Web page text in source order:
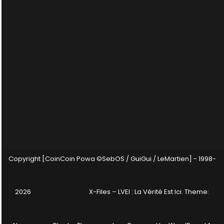
Copyright [CoinCoin Powa ©SebOS / GuiGui / LeMartien] - 1998-
2026 X-Files – LVEI : La Vérité Est Ici. Theme: